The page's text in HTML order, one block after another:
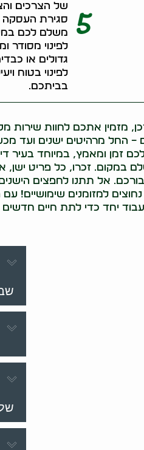
של הצרכים
5
סגירת העסקה
משלם לכם
לפינוי מסודר
גדולים או
לפינוי בטוח
בביתכם.
מזמין אתכם לחוות שירות
החל מרהיטים ישנים ועד
זמן ומאמץ, במיוחד בעיר
במקום. זכרו, כל פריט ישן,
אל תתנו לחפצים
למזומנים שימושיים!
נעבוד יחד כדי לתת חיים